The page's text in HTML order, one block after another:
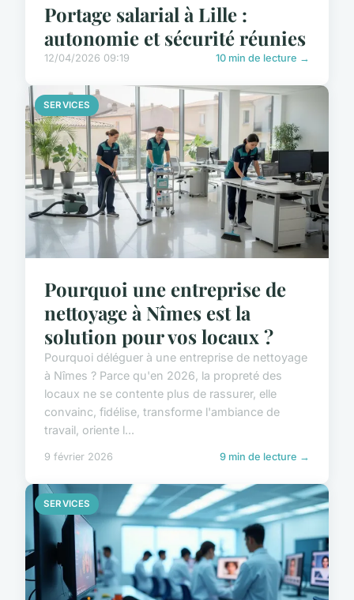
Portage salarial à Lille :
autonomie et sécurité réunies
12/04/2026 09:19 10 min de lecture →
SERVICES
Pourquoi une entreprise de
nettoyage à Nîmes est la
solution pour vos locaux ?
Pourquoi déléguer à une entreprise de nettoyage
à Nîmes ? Parce qu'en 2026, la propreté des
locaux ne se contente plus de rassurer, elle
convainc, fidélise, transforme l'ambiance de
travail, oriente l...
9 février 2026 9 min de lecture →
SERVICES